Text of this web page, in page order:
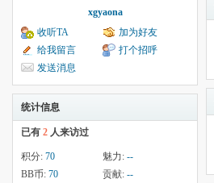
xgyaona
收听TA
加为好友
给我留言
打个招呼
发送消息
统计信息
已有 2 人来访过
积分: 70 魅力:--
BB币: 70 贡献:--